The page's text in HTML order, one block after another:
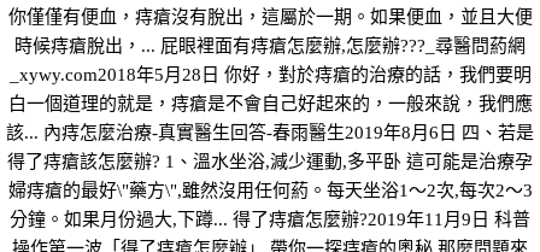
你僅僅有便血，痔瘡沒有脫出，這屬於一期。如果便血，並且大便
時候痔瘡脫出，... 屁眼裡面有痔瘡怎麼辦,怎麼辦???_尋醫問葯網
_xywy.com2018年5月28日 你好，對於痔瘡的治療的話，我們要明
白一個道理的就是，痔瘡是不會自己好起來的，一般來說，我們應
該... 內痔怎麼治療-真實醫生回答-春雨醫生2019年8月6日 四、若是
得了痔瘡該怎麼辦? 1、溫水坐浴,減少運動,多平卧 這可能是治療孕
婦痔瘡的最好\"藥方\",雖然沒用任何葯。每天坐浴1～2次,每次2～3
分鐘。如果月份過大,下蹲... 得了痔瘡怎麼辦?2019年11月9日 科普